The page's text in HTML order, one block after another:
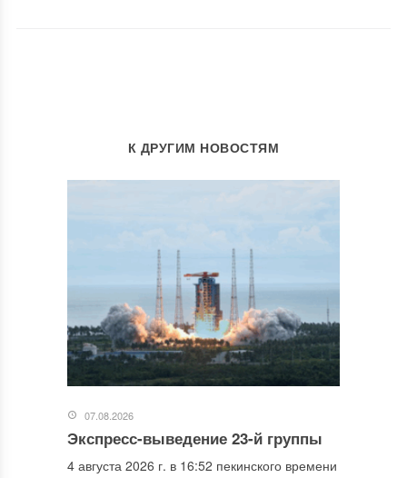
К ДРУГИМ НОВОСТЯМ
07.08.2026
Экспресс-выведение 23-й группы
4 августа 2026 г. в 16:52 пекинского времени